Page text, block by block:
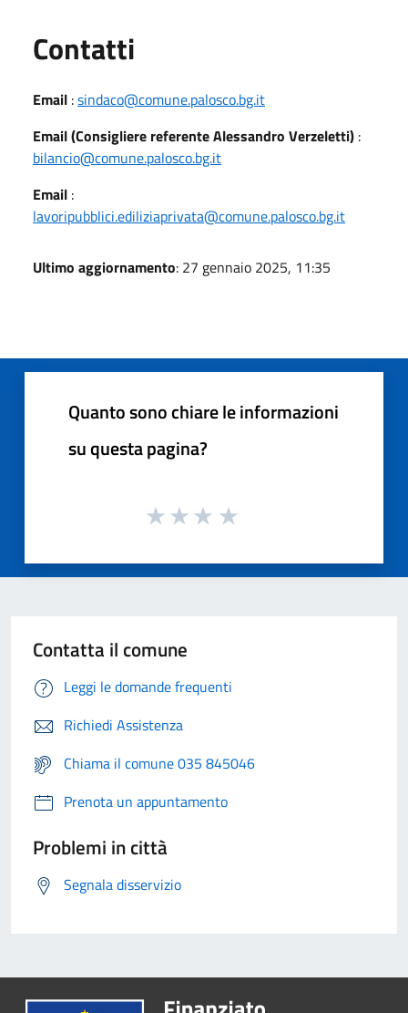
Contatti
Email :sindaco@comune.palosco.bg.it
Email (Consigliere referente Alessandro Verzeletti) :
bilancio@comune.palosco.bg.it
Email :
lavoripubblici.ediliziaprivata@comune.palosco.bg.it
Ultimo aggiornamento: 27 gennaio 2025, 11:35
Quanto sono chiare le informazioni
su questa pagina?
Contatta il comune
Leggi le domande frequenti
Richiedi Assistenza
Chiama il comune 035 845046
Prenota un appuntamento
Problemi in città
Segnala disservizio